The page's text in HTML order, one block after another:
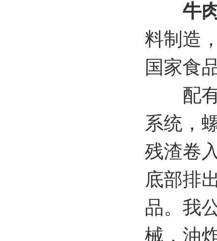
牛
料制造
国家食
配有
系统，
残渣卷
底部排
品。我
械，油